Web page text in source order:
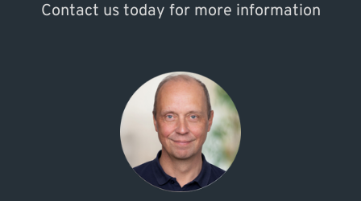
Contact us today for more information